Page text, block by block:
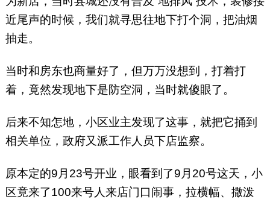
近尾声的时候，我们就寻思往地下打个洞，把油烟
抽走。
当时和房东也商量好了，但万万没想到，打着打
着，竟然发现地下是防空洞，当时就傻眼了。
后来不知怎地，小区业主发现了这事，就把它捅到
相关单位，政府又派工作人员下店监察。
原本定的9月23号开业，眼看到了9月20号这天，小
区竟来了100来号人来店门口闹事，拉横幅、撒泼